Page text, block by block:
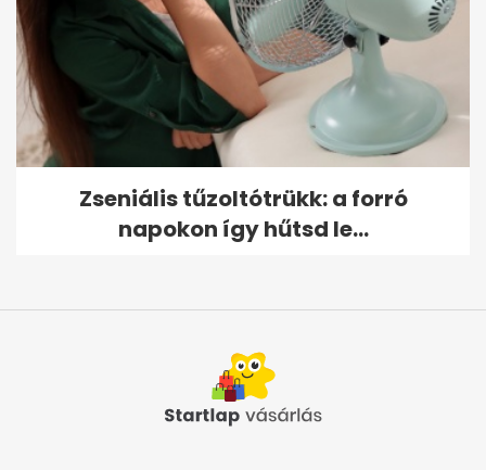
Zseniális tűzoltótrükk: a forró
napokon így hűtsd le...